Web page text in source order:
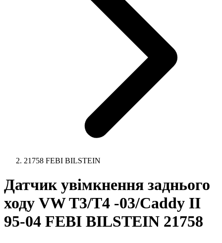
21758 FEBI BILSTEIN
Датчик увімкнення заднього
ходу VW T3/T4 -03/Caddy II
95-04 FEBI BILSTEIN 21758